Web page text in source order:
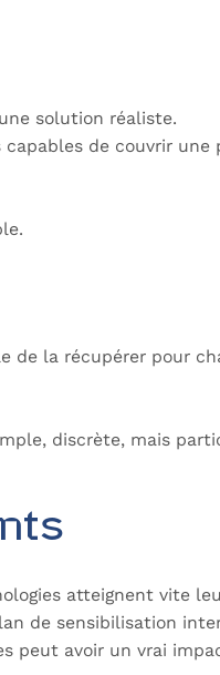
solution réaliste.
de couvrir une
la récupérer pour
discrète, mais
atteignent vite
de sensibilisation
avoir un vrai